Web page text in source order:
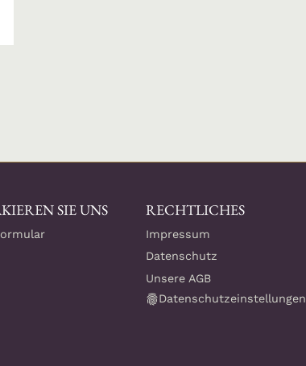
SIE UNS RECHTLICHES
Impressum
Datenschutz
Unsere AGB
Datenschutzeinstellungen